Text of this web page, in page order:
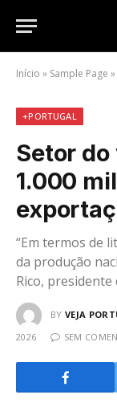
Início » Sample Page »
+PORTUGAL
Setor
1.000
“Em termos de
da produção
Rico, presidente
BY VEJA
2026
SEM